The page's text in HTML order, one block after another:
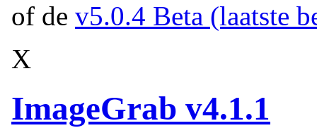
of de v5.0.4 Beta (laatste
X
ImageGrab v4.1.1